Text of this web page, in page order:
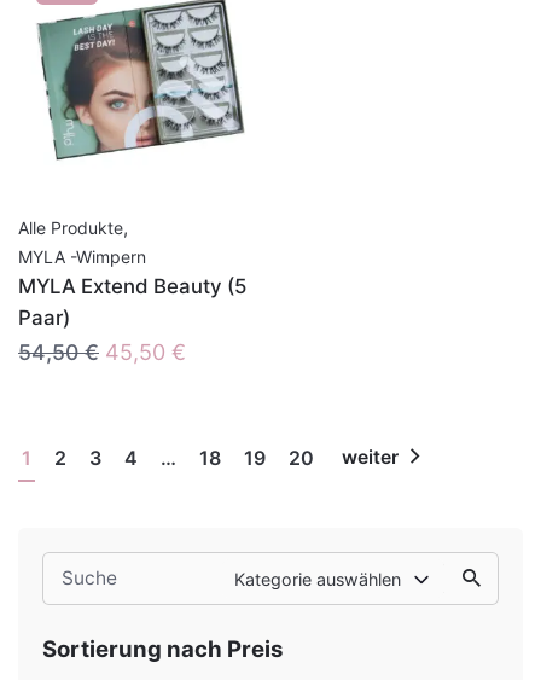
Search
for
Kategorie auswählen
Sortierung nach Preis
Alle Produkte,
MYLA -Wimpern
MYLA Extend Beauty (5
Paar)
54,50€ Ursprünglicher
54,50 €
45,50 €
45,50 €.
1 2 3 4 … 18 19 20 weiter